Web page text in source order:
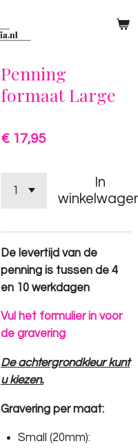
Penning
formaat Large
€ 17,95
In
De levertijd van de
penning is tussen de 4
en 10 werkdagen
Vul het formulier in voor
de gravering
De achtergrondkleur kunt
u kiezen.
Gravering per maat:
Small (20mm):